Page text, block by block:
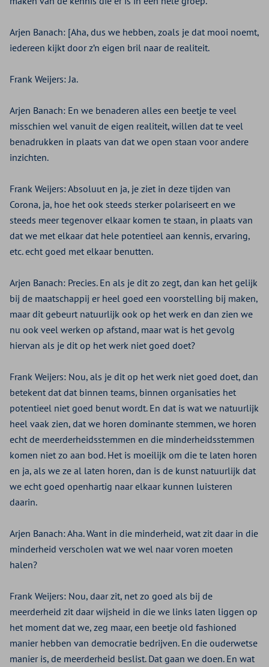
Arjen Banach: [Aha, dus we hebben, zoals je dat mooi noemt,
iedereen kijkt door z’n eigen bril naar de realiteit.
Frank Weijers: Ja.
Arjen Banach: En we benaderen alles een beetje te veel
misschien wel vanuit de eigen realiteit, willen dat te veel
benadrukken in plaats van dat we open staan voor andere
inzichten.
Frank Weijers:Absoluut en ja, je ziet in deze tijden van
Corona, ja, hoe het ook steeds sterker polariseert en we
steeds meer tegenover elkaar komen te staan, in plaats van
dat we met elkaar dat hele potentieel aan kennis, ervaring,
etc. echt goed met elkaar benutten.
Arjen Banach: Precies. En als je dit zo zegt, dan kan het gelijk
bij de maatschappij er heel goed een voorstelling bij maken,
maar dit gebeurt natuurlijk ook op het werk en dan zien we
nu ook veel werken op afstand, maar wat is het gevolg
hiervan als je dit op het werk niet goed doet?
Frank Weijers: Nou, als je dit op het werk niet goed doet, dan
betekent dat dat binnen teams, binnen organisaties het
potentieel niet goed benut wordt. En dat is wat we natuurlijk
heel vaak zien, dat we horen dominante stemmen, we horen
echt de meerderheidsstemmen en die minderheidsstemmen
komen niet zo aan bod. Het is moeilijk om die te laten horen
en ja, als we ze al laten horen, dan is de kunst natuurlijk dat
we echt goed openhartig naar elkaar kunnen luisteren
daarin.
Arjen Banach:Aha. Want in die minderheid, wat zit daar in die
minderheid verscholen wat we wel naar voren moeten
halen?
Frank Weijers: Nou, daar zit, net zo goed als bij de
meerderheid zit daar wijsheid in die we links laten liggen op
het moment dat we, zeg maar, een beetje old fashioned
manier hebben van democratie bedrijven. En die ouderwetse
manier is, de meerderheid beslist. Dat gaan we doen. En wat